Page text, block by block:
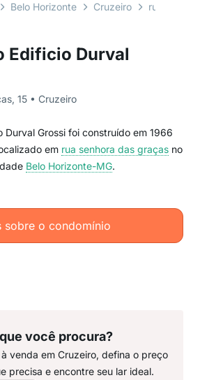
Edificio Durval
15 • Cruzeiro
Durval Grossi foi construído em 1966
em rua senhora das graças no
Belo Horizonte-MG.
sobre o condomínio
Belo Horizonte Cruzeiro rua
você procura?
venda em Cruzeiro, defina o preço
precisa e encontre seu lar ideal.